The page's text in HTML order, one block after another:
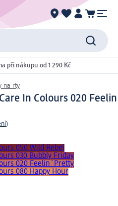
při nákupu od 1 290 Kč
na rty
In Colours 020 Feelin
)
050 Wild Rebel
030 Bubbly Friday
020 Feelin´Pretty
080 Happy Hour